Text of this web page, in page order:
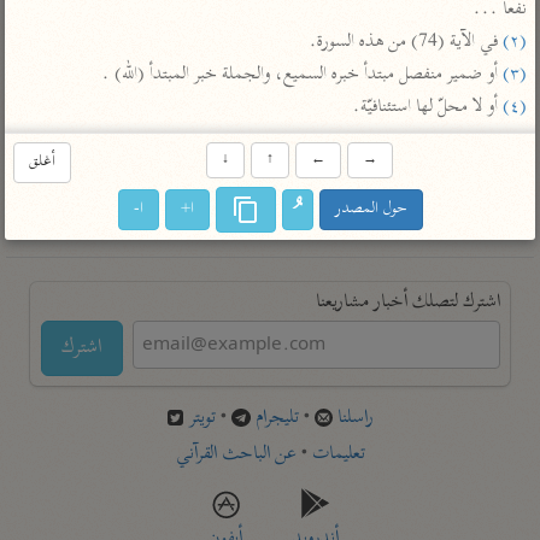
تفسير السمرقندي
تفسير الثعلبي
الكشاف للزمخشري
تفسير ابن أبي حاتم
تفسير قتادة
اشترك لتصلك أخبار مشاريعنا
اشترك
راسلنا •تليجرام •تويتر
تعليمات •عن الباحث القرآني
نفعا ...
(٢)
في الآية (74) من هذه السورة.
(٣)
أو ضمير منفصل مبتدأ خبره السميع، والجملة خبر المبتدأ (الله) .
(٤)
أو لا محلّ لها استئنافيّة.
أغلق →
←
↑
↓
حول المصدر ا+ ا-